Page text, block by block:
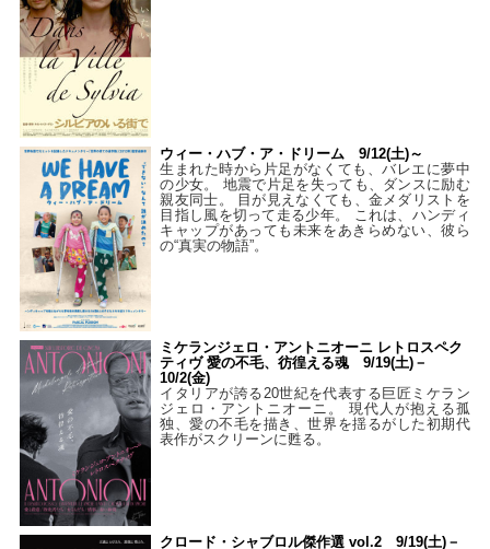
ウィー・ハブ・ア・ドリーム 9/12(土)～
生まれた時から片足がなくても、バレエに夢中
の少女。 地震で片足を失っても、ダンスに励む
親友同士。 目が見えなくても、金メダリストを
目指し風を切って走る少年。 これは、ハンディ
キャップがあっても未来をあきらめない、彼ら
の“真実の物語”。
ミケランジェロ・アントニオーニ レトロスペク
ティヴ 愛の不毛、彷徨える魂 9/19(土)－
10/2(金)
イタリアが誇る20世紀を代表する巨匠ミケラン
ジェロ・アントニオーニ。 現代人が抱える孤
独、愛の不毛を描き、世界を揺るがした初期代
表作がスクリーンに甦る。
クロード・シャブロル傑作選 vol.2 9/19(土)－